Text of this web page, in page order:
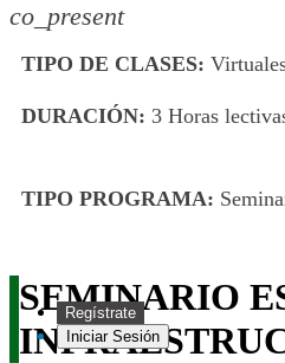
Regístrate
Iniciar Sesión
co_present
TIPO DE CLASES:
DURACIÓN: 3 Horas
TIPO PROGRAMA:
SEMINARIO